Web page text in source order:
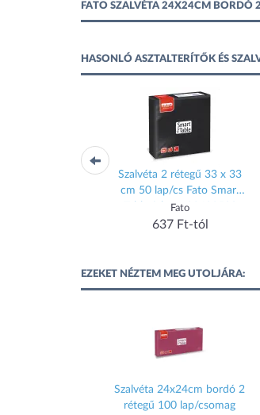
FATO SZALVÉTA 24X24CM BORDÓ
HASONLÓ ASZTALTERÍTŐK ÉS
adagoló ABS
Szalvéta 2 rétegű 33 x 33
cm 50 lap/cs Fato Smart
Table fekete_82622500
Fato
637 Ft-tól
EZEKET NÉZTEM MEG UTOLJÁRA:
Szalvéta 24x24cm bordó 2
rétegű 100 lap/csomag